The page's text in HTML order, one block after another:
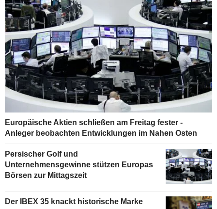
Europäische Aktien schließen am Freitag fester -
Anleger beobachten Entwicklungen im Nahen Osten
Persischer Golf und
Unternehmensgewinne stützen Europas
Börsen zur Mittagszeit
Der IBEX 35 knackt historische Marke